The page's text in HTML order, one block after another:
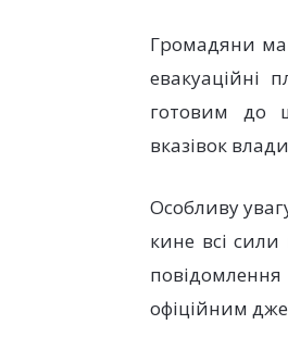
Громадяни
евакуаційні
готовим до
вказівок
Особливу
кине всі сили
офіційним